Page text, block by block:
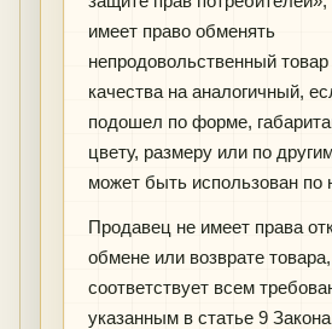
имеет право обменять
непродовольственный
качества на аналогичный,
подошел по форме,
цвету, размеру или по
может быть использован по
Продавец не имеет права
обмене или возврате
соответствует всем
указанным в статье 9